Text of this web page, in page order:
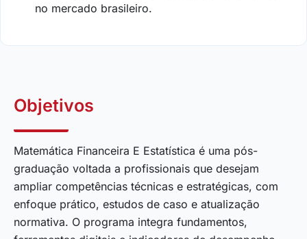
no mercado brasileiro.
Objetivos
Matemática Financeira E Estatística é uma pós-
graduação voltada a profissionais que desejam
ampliar competências técnicas e estratégicas, com
enfoque prático, estudos de caso e atualização
normativa. O programa integra fundamentos,